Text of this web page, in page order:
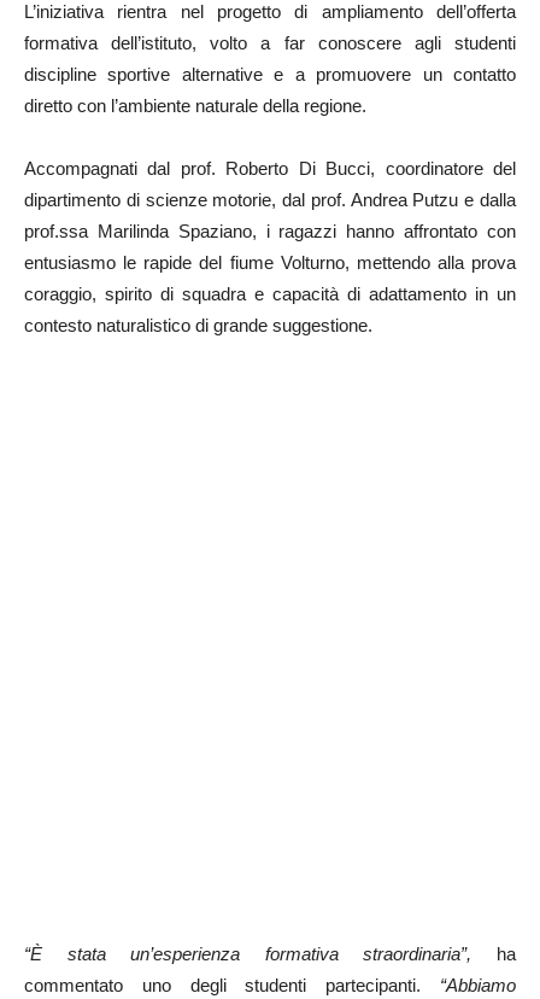
L’iniziativa rientra nel progetto di ampliamento dell’offerta
formativa dell’istituto, volto a far conoscere agli studenti
discipline sportive alternative e a promuovere un contatto
diretto con l’ambiente naturale della regione.
Accompagnati dal prof. Roberto Di Bucci, coordinatore del
dipartimento di scienze motorie, dal prof. Andrea Putzu e dalla
prof.ssa Marilinda Spaziano, i ragazzi hanno affrontato con
entusiasmo le rapide del fiume Volturno, mettendo alla prova
coraggio, spirito di squadra e capacità di adattamento in un
contesto naturalistico di grande suggestione.
“È stata un’esperienza formativa straordinaria”, ha
commentato uno degli studenti partecipanti. “Abbiamo